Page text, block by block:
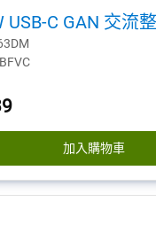
USB-C GAN 交流
加入購物車